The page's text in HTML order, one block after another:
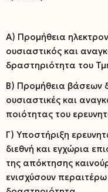
Α) Προμήθεια
ουσιαστικός και
δραστηριότητα του
Β) Προμήθεια βάσεων
ουσιαστικές και
ποιότητας του
Γ) Υποστήριξη
διεθνή και εγχώρια
της απόκτησης
ενισχύσουν περαιτέρω